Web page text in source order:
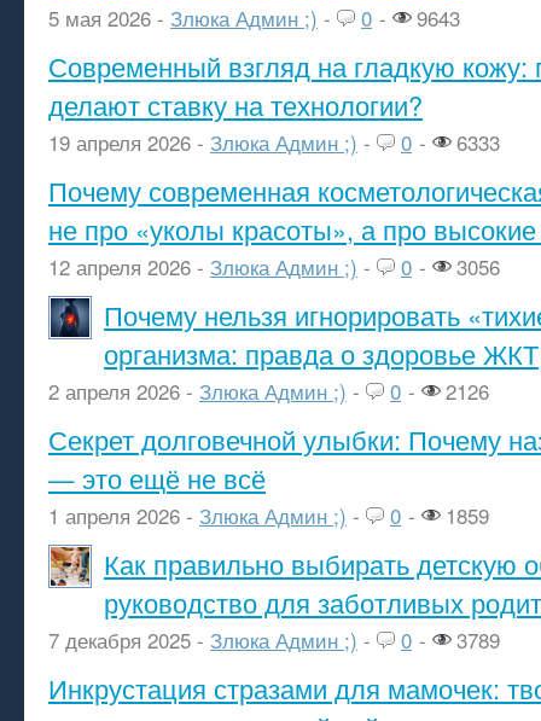
5 мая 2026 - Злюка Админ ;) - 0 - 9643
Современный взгляд на гладкую кожу:
делают ставку на технологии?
19 апреля 2026 - Злюка Админ ;) - 0 - 6333
Почему современная
не про «уколы красоты», а про высокие
12 апреля 2026 - Злюка Админ ;) - 0 - 3056
Почему нельзя игнорировать
организма: правда о здоровье ЖКТ
2 апреля 2026 - Злюка Админ ;) - 0 - 2126
Секрет долговечной улыбки: Почему
— это ещё не всё
1 апреля 2026 - Злюка Админ ;) - 0 - 1859
Как правильно выбирать детскую
руководство для заботливых
7 декабря 2025 - Злюка Админ ;) - 0 - 3789
Инкрустация стразами для мамочек: